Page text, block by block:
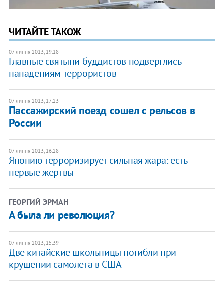
ЧИТАЙТЕ ТАКОЖ
07 липня 2013, 19:18
Главные святыни буддистов подверглись
нападениям террористов
07 липня 2013, 17:23
Пассажирский поезд сошел с рельсов в
России
07 липня 2013, 16:28
Японию терроризирует сильная жара: есть
первые жертвы
ГЕОРГИЙ ЭРМАН
А была ли революция?
07 липня 2013, 15:39
Две китайские школьницы погибли при
крушении самолета в США